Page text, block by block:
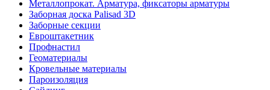
Металлопрокат. Арматура, фиксаторы арматуры
Заборная доска Palisad 3D
Заборные секции
Евроштакетник
Профнастил
Геоматериалы
Кровельные материалы
Пароизоляция